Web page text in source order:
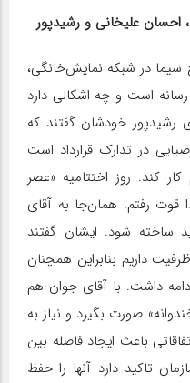
احسان علیخانی و رشیدپور
سیما در شبکه نمایش‌خانگی،
است و چه اشکالی دارد
رشیدپور خودشان گفتند که
در تدارک قرارداد است
کند. روز اختتامیه «عصر
قوت رفتم. همان‌جا به آقای
ساخته شود. ایشان گفتند
داریم بنابراین همچنان
داشت. با آقای جوان هم
صورت بگیرد و نیاز به
باعث ایجاد فاصله بین
تاکید دارد آنها را حفظ